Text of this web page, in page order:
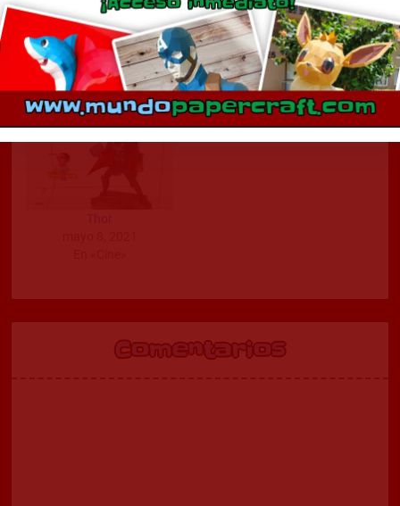
Thor
febrero 21, 2018
En «Cine»
Thor
enero 19, 2021
En «Cine»
Comentarios